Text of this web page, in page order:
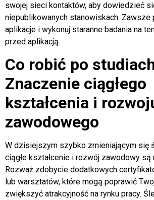
swojej sieci kontaktów, aby dowiedzieć
niepublikowanych stanowiskach. Zawsze
aplikacje i wykonuj staranne badania na
przed aplikacją.
Co robić po
Znaczenie ciągłego
kształcenia i
zawodowego
W dzisiejszym szybko zmieniającym się
ciągłe kształcenie i rozwój zawodowy są
Rozważ zdobycie dodatkowych
lub warsztatów, które mogą poprawić
zwiększyć atrakcyjność na rynku pracy.